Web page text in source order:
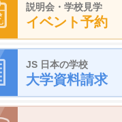
説明会・学校見学
イベント予約
JS 日本の学校
大学資料請求